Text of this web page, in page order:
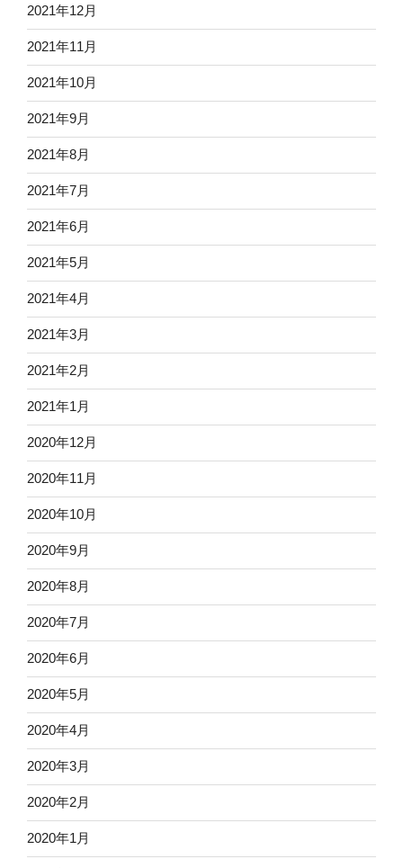
2021年12月
2021年11月
2021年10月
2021年9月
2021年8月
2021年7月
2021年6月
2021年5月
2021年4月
2021年3月
2021年2月
2021年1月
2020年12月
2020年11月
2020年10月
2020年9月
2020年8月
2020年7月
2020年6月
2020年5月
2020年4月
2020年3月
2020年2月
2020年1月